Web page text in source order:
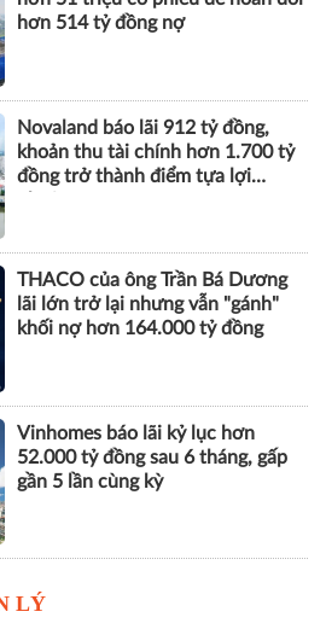
đồng trở thành điểm tựa lợi
THACO của ông Trần Bá Dương
lãi lớn trở lại nhưng vẫn "gánh"
khối nợ hơn 164.000 tỷ đồng
Vinhomes báo lãi kỷ lục hơn
52.000 tỷ đồng sau 6 tháng, gấp
gần 5 lần cùng kỳ
LÝ
Khai giảng Chương trình CEO